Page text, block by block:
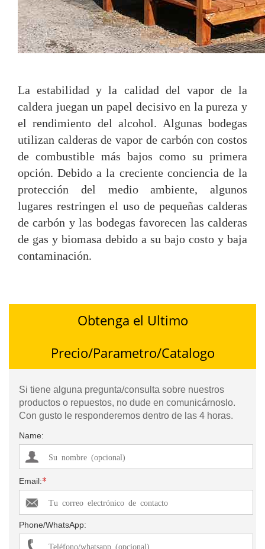
La estabilidad y la calidad del vapor de la
caldera juegan un papel decisivo en la pureza y
el rendimiento del alcohol. Algunas bodegas
utilizan calderas de vapor de carbón con costos
de combustible más bajos como su primera
opción. Debido a la creciente conciencia de la
protección del medio ambiente, algunos
lugares restringen el uso de pequeñas calderas
de carbón y las bodegas favorecen las calderas
de gas y biomasa debido a su bajo costo y baja
contaminación.
Obtenga el Ultimo
Precio/Parametro/Catalogo
Si tiene alguna pregunta/consulta sobre nuestros
productos o repuestos, no dude en comunicárnoslo.
Con gusto le responderemos dentro de las 4 horas.
Name:
Email:*
Phone/WhatsApp: